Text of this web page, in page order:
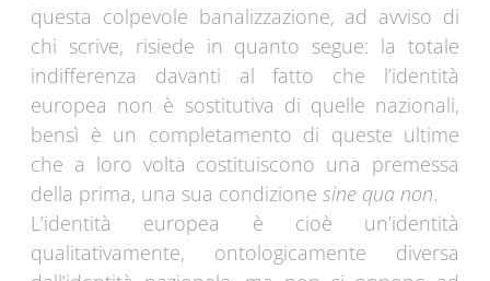
questa colpevole banalizzazione, ad avviso di
chi scrive, risiede in quanto segue: la totale
indifferenza davanti al fatto che l’identità
europea non è sostitutiva di quelle nazionali,
bensì è un completamento di queste ultime
che a loro volta costituiscono una premessa
della prima, una sua condizione sine qua non.
L’identità europea è cioè un’identità
qualitativamente, ontologicamente diversa